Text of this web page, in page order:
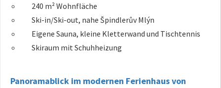
240 m² Wohnfläche
Ski-in/Ski-out, nahe Špindlerův Mlýn
Eigene Sauna, kleine Kletterwand und Tischtennis
Skiraum mit Schuhheizung
Panoramablick im modernen Ferienhaus von